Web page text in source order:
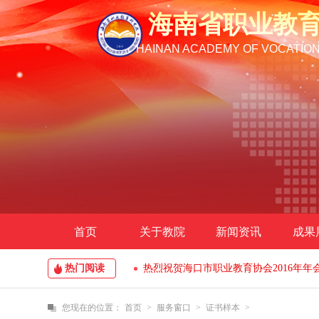
海南省职业教
HAINAN ACADEMY OF
首页 关于教院 新闻资讯 成果
热门阅读 热烈祝贺海口市职业教育协会2016年年
您现在的位置： 首页 > 服务窗口 > 证书样本 >